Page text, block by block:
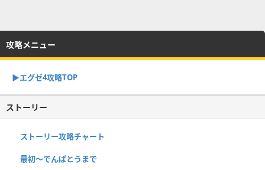
攻略メニュー
▶︎エグゼ4攻略TOP
ストーリー
ストーリー攻略チャート
最初～でんぱとうまで